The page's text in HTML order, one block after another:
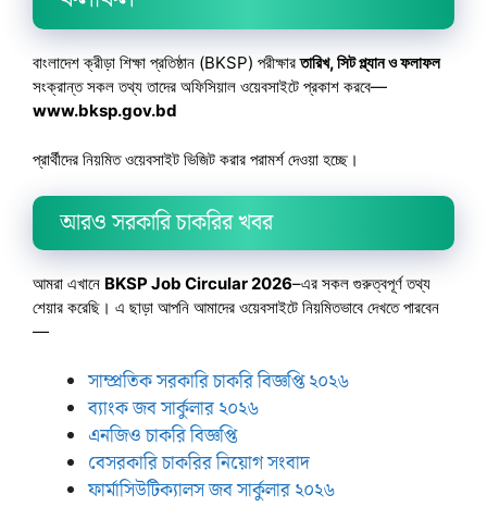
বাংলাদেশ ক্রীড়া শিক্ষা প্রতিষ্ঠান (BKSP) পরীক্ষারতারিখ, সিট প্ল্যান ও ফলাফল
সংক্রান্ত সকল তথ্য তাদের অফিসিয়াল ওয়েবসাইটে প্রকাশ করবে—
www.bksp.gov.bd
প্রার্থীদের নিয়মিত ওয়েবসাইট ভিজিট করার পরামর্শ দেওয়া হচ্ছে।
আরও সরকারি চাকরির খবর
আমরা এখানে BKSP Job Circular 2026–এর সকল গুরুত্বপূর্ণ তথ্য
শেয়ার করেছি। এ ছাড়া আপনি আমাদের ওয়েবসাইটে নিয়মিতভাবে দেখতে পারবেন
—
সাম্প্রতিক সরকারি চাকরি বিজ্ঞপ্তি ২০২৬
ব্যাংক জব সার্কুলার ২০২৬
এনজিও চাকরি বিজ্ঞপ্তি
বেসরকারি চাকরির নিয়োগ সংবাদ
ফার্মাসিউটিক্যালস জব সার্কুলার ২০২৬